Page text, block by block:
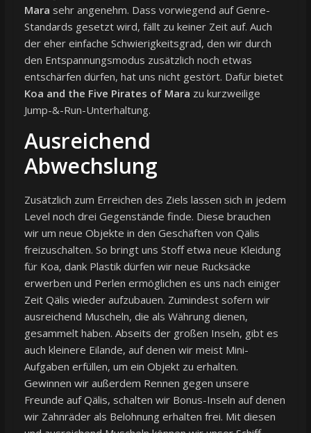
Mara sehr angenehm. Dass vorwiegend auf Genre-
Standards gesetzt wird, fällt zu keiner Zeit auf. Auch
der eher einfache Schwierigkeitsgrad, den wir durch
den Entspannungsmodus zusätzlich noch etwas
entschärfen dürfen, hat uns nicht gestört. Dafür bietet
Koa and the Five Pirates of Mara zu kurzweilige
Jump-&-Run-Unterhaltung.
Ausreichend
Abwechslung
Zusätzlich zum Erreichen des Ziels lassen sich in jedem
Level noch drei Gegenstände finde. Diese brauchen
wir um neue Objekte in den Geschäften von Qälis
freizuschalten. So bringt uns Stoff etwa neue Kleidung
für Koa, dank Plastik dürfen wir neue Rucksäcke
erwerben und Perlen ermöglichen es uns nach einiger
Zeit Qälis wieder aufzubauen. Zumindest sofern wir
ausreichend Muscheln, die als Währung dienen,
gesammelt haben. Abseits der großen Inseln, gibt es
auch kleinere Eilande, auf denen wir meist Mini-
Aufgaben erfüllen, um ein Objekt zu erhalten.
Gewinnen wir außerdem Rennen gegen unsere
Freunde auf Qälis, schalten wir Bonus-Inseln auf denen
wir Zahnräder als Belohnung erhalten frei. Mit diesen